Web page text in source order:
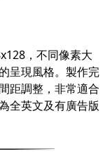
，不同像素大
呈現風格。製作完
距調整，非常適合
全英文及有廣告版